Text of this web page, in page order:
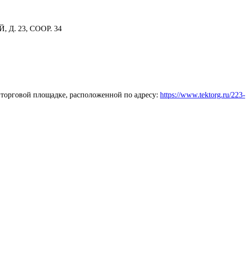
Д. 23, СООР. 34
площадке, расположенной по адресу: https://www.tektorg.ru/223-